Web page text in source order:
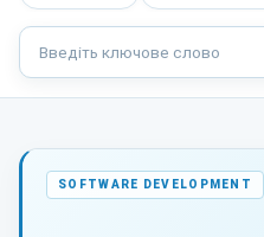
SOFTWARE DEVELOPMENT